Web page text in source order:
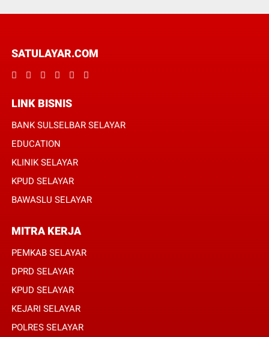
SATULAYAR.COM
LINK BISNIS
BANK SULSELBAR SELAYAR
EDUCATION
KLINIK SELAYAR
KPUD SELAYAR
BAWASLU SELAYAR
MITRA KERJA
PEMKAB SELAYAR
DPRD SELAYAR
KPUD SELAYAR
KEJARI SELAYAR
POLRES SELAYAR